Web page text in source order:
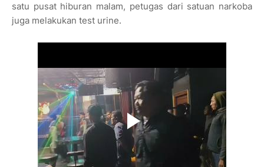
satu pusat hiburan malam, petugas dari satuan narkoba
juga melakukan test urine.